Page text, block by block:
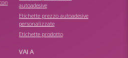
autoadesive
Etichette prezzo autoadesive
personalizzate
Etichette prodotto
VAI A